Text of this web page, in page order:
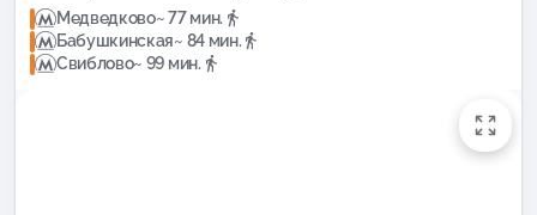
Медведково~ 77 мин.
Бабушкинская~ 84 мин.
Свиблово~ 99 мин.